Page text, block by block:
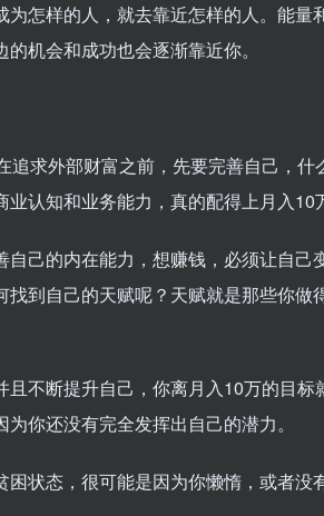
怎样的人，就去靠近怎样的人。能
机会和成功也会逐渐靠近你。
追求外部财富之前，先要完善自己，
认知和业务能力，真的配得上月入10
己的内在能力，想赚钱，必须让自
到自己的天赋呢？天赋就是那些你
且不断提升自己，你离月入10万的目
你还没有完全发挥出自己的潜力。
状态，很可能是因为你懒惰，或者没